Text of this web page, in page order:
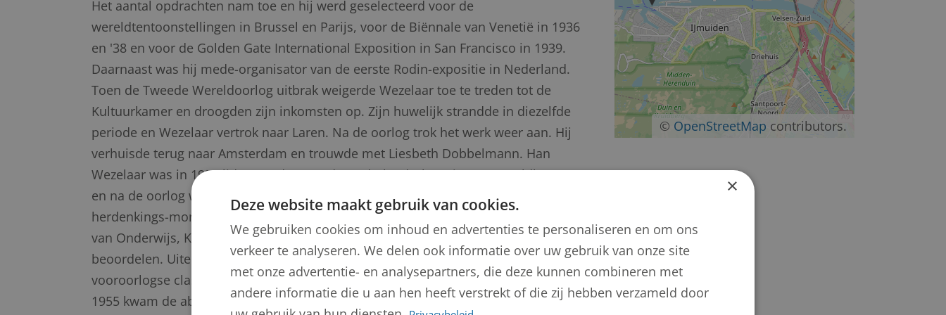
Het aantal opdrachten nam toe en hij werd geselecteerd voor de
wereldtentoonstellingen in Brussel en Parijs, voor de Biënnale van Venetië in 1936
en '38 en voor de Golden Gate International Exposition in San Francisco in 1939.
Daarnaast was hij mede-organisator van de eerste Rodin-expositie in Nederland.
Toen de Tweede Wereldoorlog uitbrak weigerde Wezelaar toe te treden tot de
Kultuurkamer en droogden zijn inkomsten op. Zijn huwelijk strandde in diezelfde
periode en Wezelaar vertrok naar Laren. Na de oorlog trok het werk weer aan. Hij
verhuisde terug naar Amsterdam en trouwde met Liesbeth Dobbelmann. Han
Wezelaar was in 1935 lid geworden van de Nederlandsche Kring van Beeldhouwers
en na de oorlog werd hij eerst bestuurslid en later voorzitter. De opdrachten voor
herdenkings-monumenten stroomden binnen en Wezelaar was door het Ministerie
van Onderwijs, Kunsten en Wetenschappen aangesteld om de inzendingen te
beoordelen. Uiteraard was hij zelf ook maker van enkele monumenten. Zijn
vooroorlogse classicistische elementen kwamen nog duidelijk tot uitdrukking. Rond
1955 kwam de abstractie als nieuwe stroming in de beeldhouwkunst op. Zijn laatste
© OpenStreetMap contributors.
×
Deze website maakt gebruik van cookies.
We gebruiken cookies om inhoud en advertenties te personaliseren en om ons
verkeer te analyseren. We delen ook informatie over uw gebruik van onze site
met onze advertentie- en analysepartners, die deze kunnen combineren met
andere informatie die u aan hen heeft verstrekt of die zij hebben verzameld door